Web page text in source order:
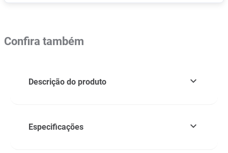
Confira também
Descrição do produto
Especificações